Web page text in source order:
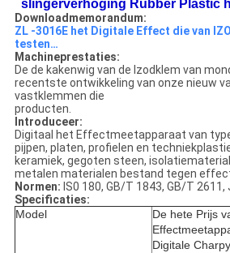
slingerverhoging Rubber Plastic
Downloadmemorandum:
ZL -3016E het Digitale Effect die van
testen…
Machineprestaties:
De de kakenwig van de Izodklem van
recentste ontwikkeling van onze nieuw
vastklemmen die
producten.
Introduceer:
Digitaal het Effectmeetapparaat van
pijpen, platen, profielen en
keramiek, gegoten steen,
metalen materialen bestand tegen
Normen: IS0 180, GB/T 1843, GB/T 2611,
Specificaties:
Model
De hete Prijs
Digitale